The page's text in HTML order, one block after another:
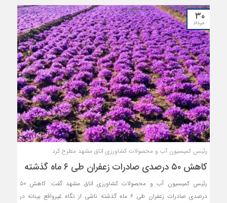
۳۰
مرداد
رئیس کمیسیون آب و محصولات کشاورزی اتاق مشهد مطرح کرد
کاهش ۵۰ درصدی صادرات زعفران طی ۶ ماه گذشته
رئیس کمیسیون آب و محصولات کشاورزی اتاق مشهد گفت: کاهش ۵۰
درصدی صادرات زعفران طی ۶ ماه گذشته ناشی از نگاه غیرواقع بینانه در